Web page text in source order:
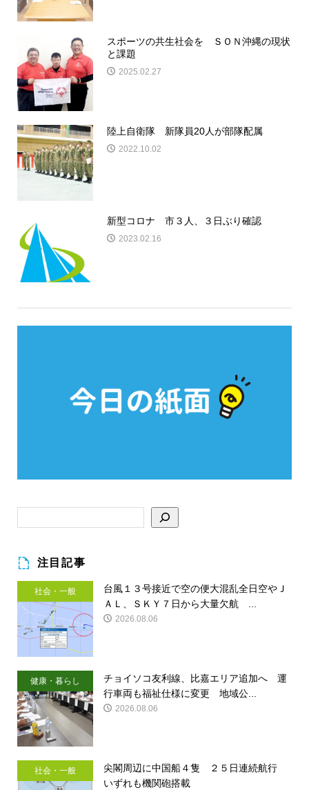
スポーツの共生社会を ＳＯＮ沖縄の現状
と課題
2025.02.27
陸上自衛隊 新隊員20人が部隊配属
2022.10.02
新型コロナ 市３人、３日ぶり確認
2023.02.16
注目記事
社会・一般
台風１３号接近で空の便大混乱全日空やＪ
ＡＬ、ＳＫＹ７日から大量欠航 ...
2026.08.06
健康・暮らし
チョイソコ友利線、比嘉エリア追加へ 運
行車両も福祉仕様に変更 地域公...
2026.08.06
社会・一般
尖閣周辺に中国船４隻 ２５日連続航行
いずれも機関砲搭載